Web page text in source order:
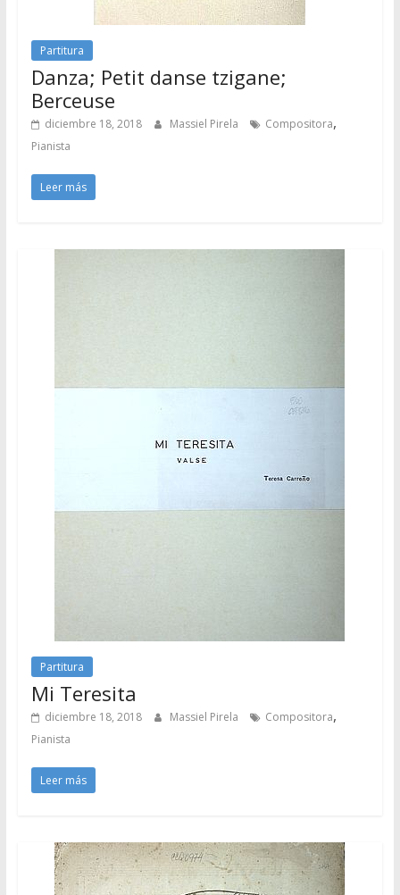
Partitura
Danza; Petit danse tzigane;
Berceuse
diciembre 18, 2018 Massiel Pirela Compositora,
Pianista
Leer más
Partitura
Mi Teresita
diciembre 18, 2018 Massiel Pirela Compositora,
Pianista
Leer más